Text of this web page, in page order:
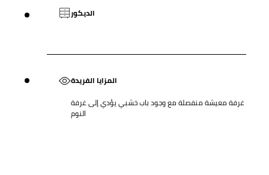
الديكور
المزايا الفريدة
غرفة معيشة منفصلة مع وجود باب خشبي يؤدي إلى غرفة
النوم